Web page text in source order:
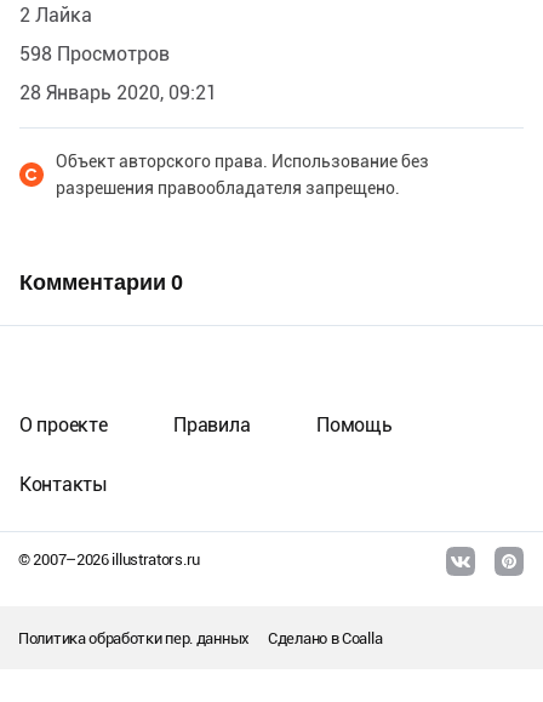
2 Лайка
598 Просмотров
28 Январь 2020, 09:21
Объект авторского права. Использование без
разрешения правообладателя запрещено.
Комментарии 0
© 2007–2026illustrators.ru
О проекте Правила Помощь
Контакты
Политика обработки пер. данных Сделано вCoalla